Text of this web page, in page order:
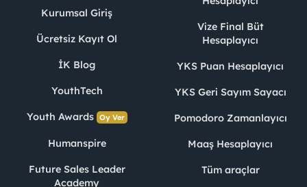
Kurumsal Giriş
Ücretsiz Kayıt Ol
İK Blog
YouthTech
Youth Awards Oy Ver
Humanspire
Future Sales Leader
Academy
Vize Final Büt
Hesaplayıcı
YKS Puan Hesaplayıcı
YKS Geri Sayım Sayacı
Pomodoro Zamanlayıcı
Maaş Hesaplayıcı
Tüm araçlar